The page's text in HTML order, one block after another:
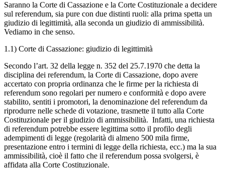
Saranno la Corte di Cassazione e la Corte Costituzionale a decidere
sul referendum, sia pure con due distinti ruoli: alla prima spetta un
giudizio di legittimità, alla seconda un giudizio di ammissibilità.
Vediamo in che senso.
1.1) Corte di Cassazione: giudizio di legittimità
Secondo l’art. 32 della legge n. 352 del 25.7.1970 che detta la
disciplina dei referendum, la Corte di Cassazione, dopo avere
accertato con propria ordinanza che le firme per la richiesta di
referendum sono regolari per numero e conformità e dopo avere
stabilito, sentiti i promotori, la denominazione del referendum da
riprodurre nelle schede di votazione, trasmette il tutto alla Corte
Costituzionale per il giudizio di ammissibilità. Infatti, una richiesta
di referendum potrebbe essere legittima sotto il profilo degli
adempimenti di legge (regolarità di almeno 500 mila firme,
presentazione entro i termini di legge della richiesta, ecc.) ma la sua
ammissibilità, cioè il fatto che il referendum possa svolgersi, è
affidata alla Corte Costituzionale.